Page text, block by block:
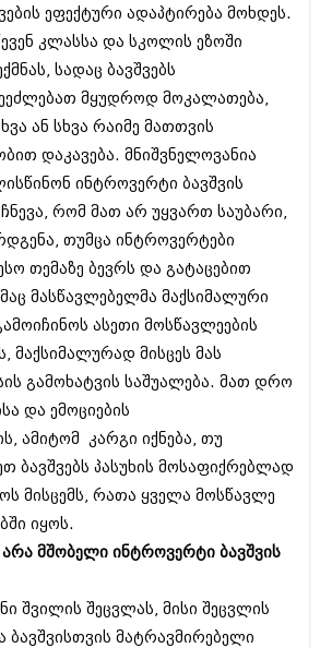
(14)
(118)
(1)
(1)
(1)
(2)
(1)
(2)
(1)
ეფექტური ადაპტირება მოხდეს.
კლასსა და სკოლის ეზოში
სადაც ბავშვებს
მყუდროდ მოკალათება,
ან სხვა რაიმე მათთვის
დაკავება. მნიშვნელოვანია
ინტროვერტი ბავშვის
რომ მათ არ უყვართ საუბარი,
თუმცა ინტროვერტები
თემაზე ბევრს და გატაცებით
მასწავლებელმა მაქსიმალური
ასეთი მოსწავლეების
მაქსიმალურად მისცეს მას
გამოხატვის საშუალება. მათ დრო
და ემოციების
ამიტომ კარგი იქნება, თუ
ბავშვებს პასუხის მოსაფიქრებლად
მისცემს, რათა ყველა მოსწავლე
იყოს.
მშობელი ინტროვერტი ბავშვის
შვილის შეცვლას, მისი შეცვლის
მატრავმირებელი